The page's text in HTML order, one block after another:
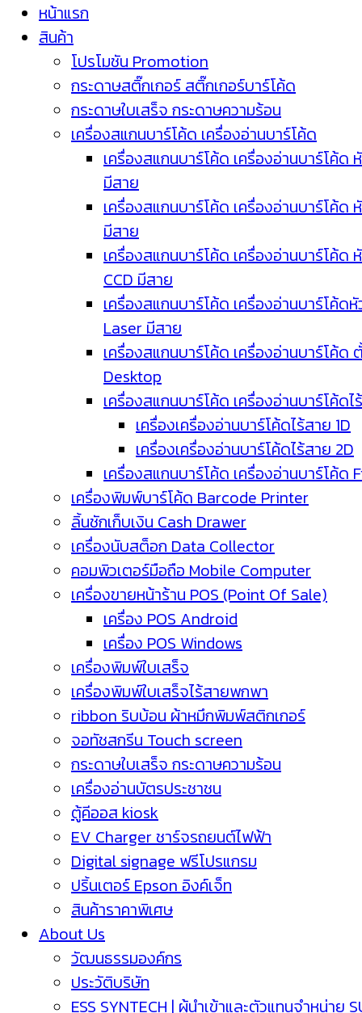
หน้าแรก
สินค้า
โปรโมชัน Promotion
กระดาษสติ๊กเกอร์ สติ๊กเกอร์บาร์โค้ด
กระดาษใบเสร็จ กระดาษความร้อน
เครื่องสแกนบาร์โค้ด เครื่องอ่านบาร์โค้ด
เครื่องสแกนบาร์โค้ด เครื่องอ่านบาร์โค้ด
มีสาย
เครื่องสแกนบาร์โค้ด เครื่องอ่านบาร์โค้ด
มีสาย
เครื่องสแกนบาร์โค้ด เครื่องอ่านบาร์โค้ด
CCD มีสาย
เครื่องสแกนบาร์โค้ด เครื่องอ่านบาร์โค้ด
Laser มีสาย
เครื่องสแกนบาร์โค้ด เครื่องอ่านบาร์โค้ด
Desktop
เครื่องสแกนบาร์โค้ด เครื่องอ่านบาร์โค้ดไ
เครื่องเครื่องอ่านบาร์โค้ดไร้สาย 1D
เครื่องเครื่องอ่านบาร์โค้ดไร้สาย 2D
เครื่องสแกนบาร์โค้ด เครื่องอ่านบาร์โค้ด
เครื่องพิมพ์บาร์โค้ด Barcode Printer
ลิ้นชักเก็บเงิน Cash Drawer
เครื่องนับสต็อก Data Collector
คอมพิวเตอร์มือถือ Mobile Computer
เครื่องขายหน้าร้าน POS (Point Of Sale)
เครื่อง POS Android
เครื่อง POS Windows
เครื่องพิมพ์ใบเสร็จ
เครื่องพิมพ์ใบเสร็จไร้สายพกพา
ribbon ริบบ้อน ผ้าหมึกพิมพ์สติกเกอร์
จอทัชสกรีน Touch screen
กระดาษใบเสร็จ กระดาษความร้อน
เครื่องอ่านบัตรประชาชน
ตู้คีออส kiosk
EV Charger ชาร์จรถยนต์ไฟฟ้า
Digital signage ฟรีโปรแกรม
ปริ้นเตอร์ Epson อิงค์เจ็ท
สินค้าราคาพิเศษ
About Us
วัฒนธรรมองค์กร
ประวัติบริษัท
ESS SYNTECH | ผู้นำเข้าและตัวแทนจำหน่าย